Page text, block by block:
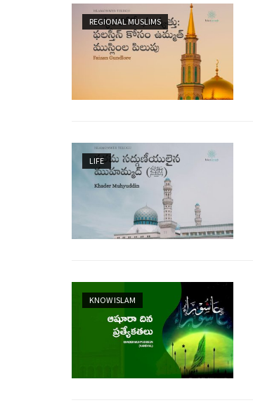
REGIONAL MUSLIMS
LIFE
KNOW ISLAM